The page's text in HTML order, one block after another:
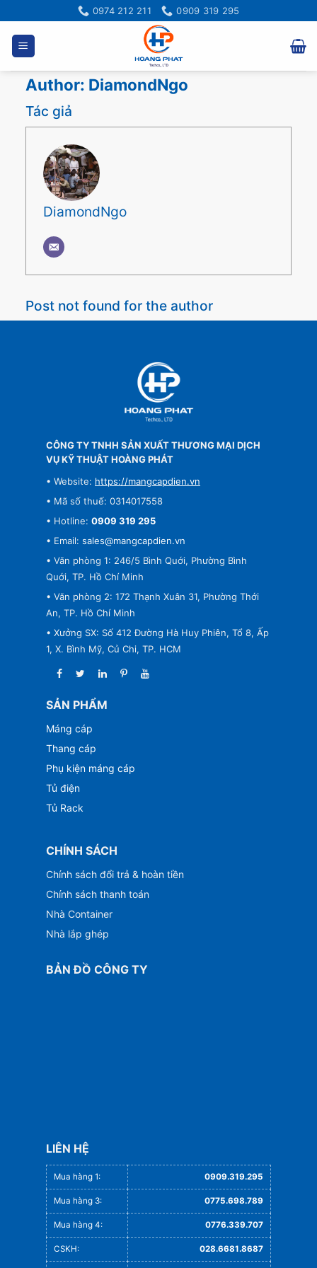
qua
dung
0974 212 211 0909 319 295
Author: DiamondNgo
Tác giả
DiamondNgo
Post not found for the author
CÔNG TY TNHH SẢN XUẤT THƯƠNG MẠI DỊCH
VỤ KỸ THUẬT HOÀNG PHÁT
• Website: https://mangcapdien.vn
• Mã số thuế: 0314017558
• Hotline: 0909 319 295
• Email: sales@mangcapdien.vn
• Văn phòng 1: 246/5 Bình Quới, Phường Bình
Quới, TP. Hồ Chí Minh
• Văn phòng 2: 172 Thạnh Xuân 31, Phường Thới
An, TP. Hồ Chí Minh
• Xưởng SX: Số 412 Đường Hà Huy Phiên, Tổ 8, Ấp
1, X. Bình Mỹ, Củ Chi, TP. HCM
SẢN PHẨM
Máng cáp
Thang cáp
Phụ kiện máng cáp
Tủ điện
Tủ Rack
CHÍNH SÁCH
Chính sách đổi trả & hoàn tiền
Chính sách thanh toán
Nhà Container
Nhà lắp ghép
BẢN ĐỒ CÔNG TY
LIÊN HỆ
Mua hàng 1: 0909.319.295
Mua hàng 3: 0775.698.789
Mua hàng 4: 0776.339.707
CSKH: 028.6681.8687